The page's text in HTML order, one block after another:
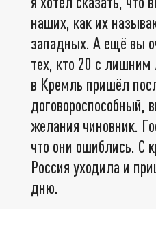
наших, как их
западных. А ещё вы
тех, кто 20 с
в Кремль пришёл
желания чиновник.
что они ошиблись. С
Россия уходила и
дню.